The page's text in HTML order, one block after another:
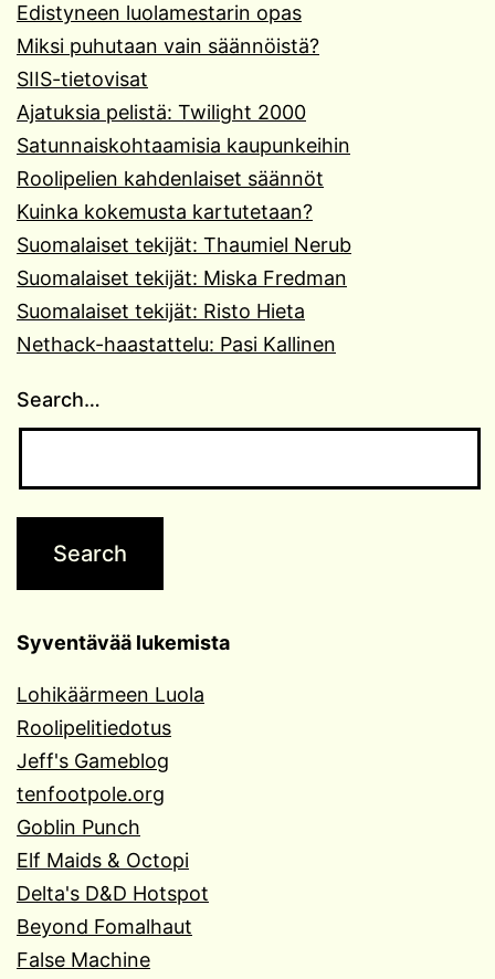
Edistyneen luolamestarin opas
Miksi puhutaan vain säännöistä?
SIIS-tietovisat
Ajatuksia pelistä: Twilight 2000
Satunnaiskohtaamisia kaupunkeihin
Roolipelien kahdenlaiset säännöt
Kuinka kokemusta kartutetaan?
Suomalaiset tekijät: Thaumiel Nerub
Suomalaiset tekijät: Miska Fredman
Suomalaiset tekijät: Risto Hieta
Nethack-haastattelu: Pasi Kallinen
Search…
Syventävää lukemista
Lohikäärmeen Luola
Roolipelitiedotus
Jeff's Gameblog
tenfootpole.org
Goblin Punch
Elf Maids & Octopi
Delta's D&D Hotspot
Beyond Fomalhaut
False Machine